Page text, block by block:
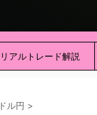
リアルトレード解説
ドル円 >